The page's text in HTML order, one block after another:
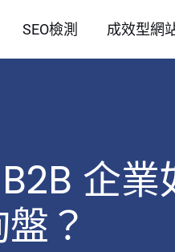
SEO檢測 成效型網
企業
？